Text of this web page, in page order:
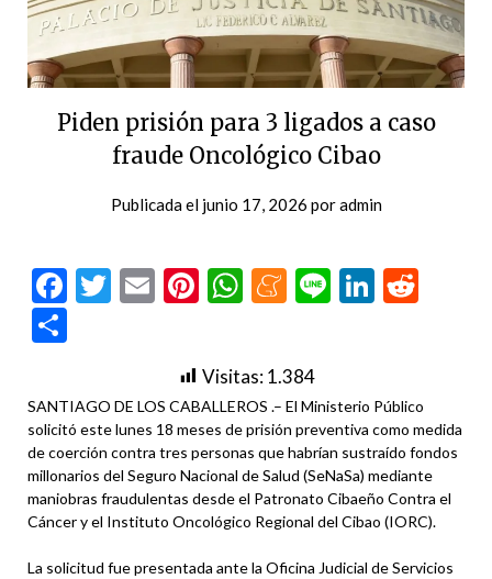
Piden prisión para 3 ligados a caso
fraude Oncológico Cibao
Publicada el junio 17, 2026 poradmin
Facebook
Twitter
EmailPinterest
WhatsApp
Meneame
Line
Visitas:1.384
SANTIAGO DE LOS CABALLEROS .– El Ministerio Público
solicitó este lunes 18 meses de prisión preventiva como medida
de coerción contra tres personas que habrían sustraído fondos
millonarios del Seguro Nacional de Salud (SeNaSa) mediante
maniobras fraudulentas desde el Patronato Cibaeño Contra el
Cáncer y el Instituto Oncológico Regional del Cibao (IORC).
La solicitud fue presentada ante la Oficina Judicial de Servicios